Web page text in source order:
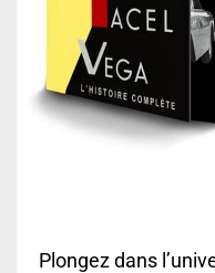
Plongez dans